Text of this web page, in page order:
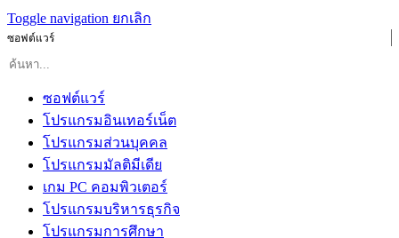
Toggle navigation ยกเลิก
ซอฟต์แวร์
ซอฟต์แวร์
โปรแกรมอินเทอร์เน็ต
โปรแกรมส่วนบุคคล
โปรแกรมมัลติมีเดีย
เกม PC คอมพิวเตอร์
โปรแกรมบริหารธุรกิจ
โปรแกรมการศึกษา